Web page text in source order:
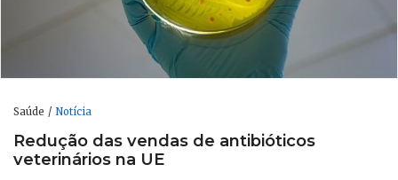
Saúde Notícia
Redução das vendas de antibióticos
veterinários na UE